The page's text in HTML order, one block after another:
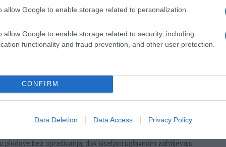
allow Google to enable storage related to personalization.
allow Google to enable storage related to security, including
functionality and fraud prevention, and other user protection.
CONFIRM
Data Deletion Data Access Privacy Policy
trunu, dobijaju više svjetlosti i mnogo ih je lakše brati.
ili drugog ploda. Tako će biljka više energije usmjeriti na razvoj
pčela. U plasteniku ili stakleniku držite vrata otvorena ili nježno
bez oprašivanja, dok kiseljaci uglavnom zahtijevaju